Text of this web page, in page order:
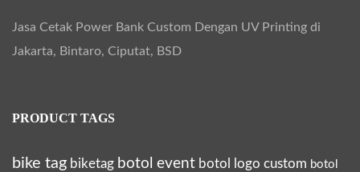
Jasa Cetak Power Bank Custom Dengan UV Printing di
Jakarta, Bintaro, Ciputat, BSD
PRODUCT TAGS
bike tag biketag botol event botol logo custom botol